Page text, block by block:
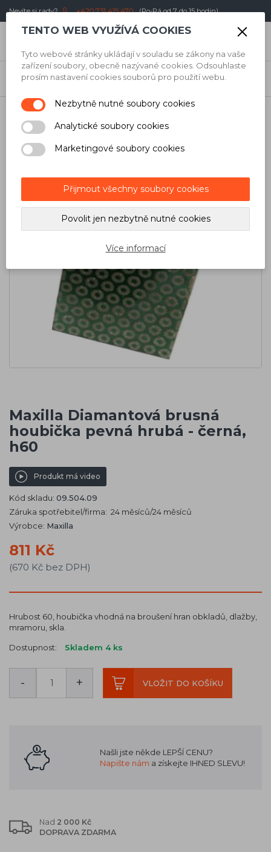
Nevíte si rady? +420 731 415 470 (Po-Pá od 7 do 15 hodin)
Úvod / Obkladači / Brusné nářadí / Houbičky /
Maxilla Diamantová
brusná houbička pevná hrubá - černá, h60
Maxilla Diamantová brusná
houbička pevná hrubá - černá,
h60
Produkt má video
Kód skladu: 09.504.09
Záruka spotřebitel/firma: 24 měsíců/24 měsíců
Výrobce: Maxilla
811 Kč
(670 Kč bez DPH)
Hrubost 60, houbička vhodná na broušení hran obkladů, dlažby,
mramoru, skla.
Dostupnost: Skladem 4 ks
- + VLOŽIT DO KOŠÍKU
Našli jste někde LEPŠÍ CENU?
Napište nám a získejte IHNED SLEVU!
Nad 2 000 Kč
DOPRAVA ZDARMA
TENTO WEB VYUŽÍVÁ COOKIES
Tyto webové stránky ukládají v souladu se zákony na vaše
zařízení soubory, obecně nazývané cookies. Odsouhlaste
prosím nastavení cookies souborů pro použití webu.
Nezbytně nutné soubory cookies
Analytické soubory cookies
Marketingové soubory cookies
Přijmout všechny soubory cookies
Povolit jen nezbytně nutné cookies
Více informací